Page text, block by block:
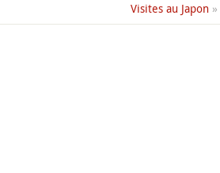
Visites au Japon»